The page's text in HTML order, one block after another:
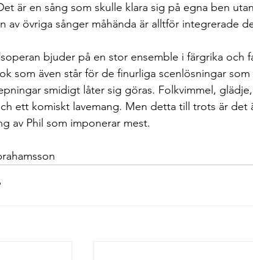
är en sång som skulle klara sig på egna ben
av övriga sånger måhända är alltför integrerade
bjuder på en stor ensemble i färgrika och
som även står för de finurliga scenlösningar
smidigt låter sig göras. Folkvimmel,
ett komiskt lavemang. Men detta till trots är det
av Phil som imponerar mest.